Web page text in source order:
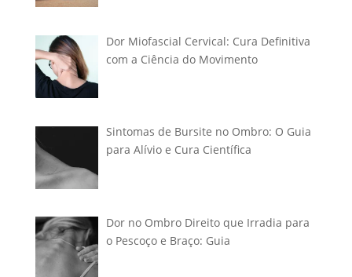
Dor Miofascial Cervical: Cura Definitiva
com a Ciência do Movimento
Sintomas de Bursite no Ombro: O Guia
para Alívio e Cura Científica
Dor no Ombro Direito que Irradia para
o Pescoço e Braço: Guia